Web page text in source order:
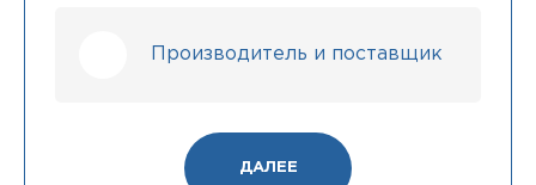
Производитель и поставщик
ДАЛЕЕ